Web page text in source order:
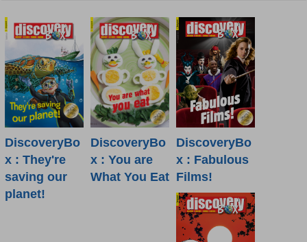
DiscoveryBo
x : They're
saving our
planet!
DiscoveryBo
x : You are
What You Eat
DiscoveryBo
x : Fabulous
Films!